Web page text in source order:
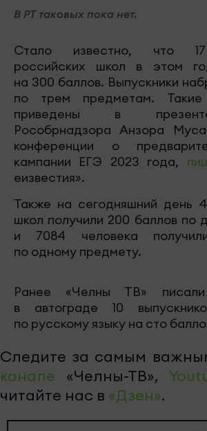
В РТ таковых пока нет.
Стало известно, что 17
российских школ в этом
на 300 баллов. Выпускники
по трем предметам.
приведены в
Рособрнадзора Анзора
конференции о
кампании ЕГЭ 2023 года,
еизвестия».
Также на сегодняшний день
школ получили 200 баллов по
и 7084 человека
по одному предмету.
Ранее «Челны ТВ»
в автограде 10
по русскому языку на сто
Следите за самым
канале «Челны-ТВ»,
читайте нас в «Дзен».